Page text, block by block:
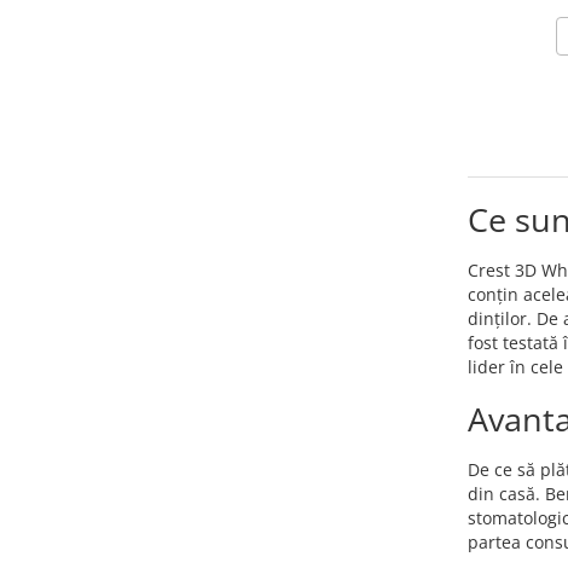
Ce
Crest 3D
conțin
dinților. De
fost testată
lider în
De ce să
din casă.
partea